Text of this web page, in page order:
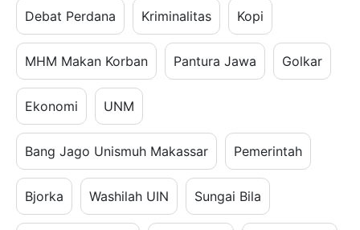
Debat Perdana Kriminalitas Kopi
MHM Makan Korban Pantura Jawa Golkar
Ekonomi UNM
Bang Jago Unismuh Makassar Pemerintah
Bjorka Washilah UIN Sungai Bila